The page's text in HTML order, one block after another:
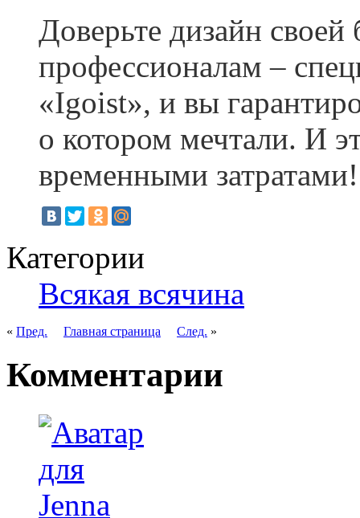
Доверьте дизайн
профессионалам –
«Igoist», и вы
о котором мечтали. И
временными затратами!
Категории
Всякая всячина
« Пред. Главная страница След. »
Комментарии